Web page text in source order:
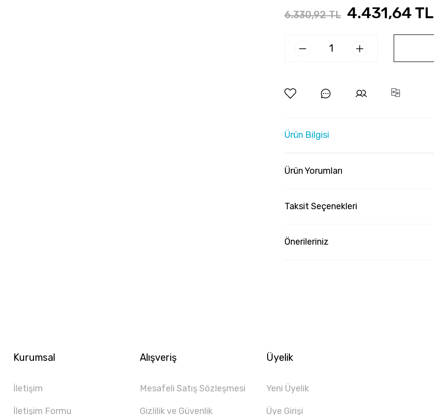
6.330,92 TL 4.431,64 TL
Ürün Bilgisi
Ürün Yorumları
Taksit Seçenekleri
Önerileriniz
Kurumsal
İletişim
İletişim Formu
Alışveriş
Mesafeli Satış Sözleşmesi
Gizlilik ve Güvenlik
Üyelik
Yeni Üyelik
Üye Girişi